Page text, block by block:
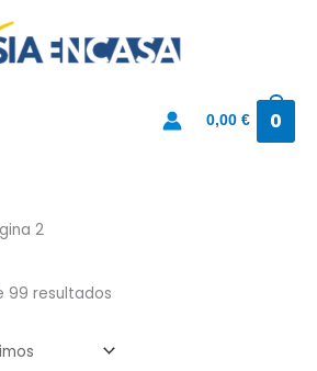
0,00€ 0
2
99 resultados